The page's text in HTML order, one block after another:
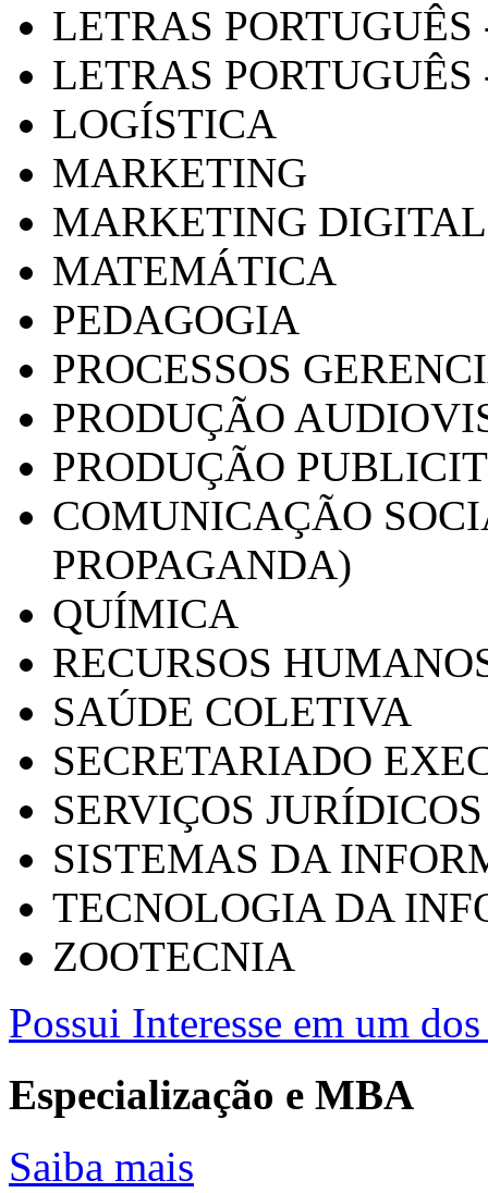
LETRAS
LETRAS PORTUGUÊS
LOGÍSTICA
MARKETING
MARKETING DIGITAL
MATEMÁTICA
PEDAGOGIA
PROCESSOS
PRODUÇÃO
PRODUÇÃO
COMUNICAÇÃO
PROPAGANDA)
QUÍMICA
RECURSOS
SAÚDE COLETIVA
SECRETARIADO
SERVIÇOS
SISTEMAS DA
TECNOLOGIA DA
ZOOTECNIA
Possui Interesse em um
Especialização e MBA
Saiba mais